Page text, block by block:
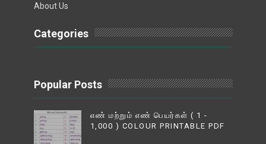
About Us
Categories
Popular Posts
எண் மற்றும் எண் பெயர்கள் ( 1 -
1,000 ) COLOUR PRINTABLE PDF